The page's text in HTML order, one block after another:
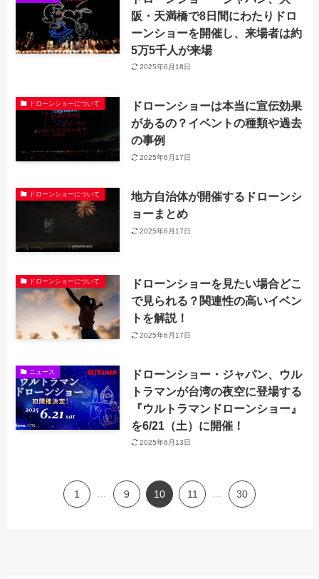
阪・天満橋で8日間にわたりドロ
ーンショーを開催し、来場者は約
5万5千人が来場
2025年6月18日
ドローンショーについて
ドローンショーは本当に宣伝効果
があるの？イベントの種類や過去
の事例
2025年6月17日
ドローンショーについて
地方自治体が開催するドローンシ
ョーまとめ
2025年6月17日
ドローンショーについて
ドローンショーを見たい場合どこ
で見られる？関連性の高いイベン
トを解説！
2025年6月17日
ニュース
ドローンショー・ジャパン、ウル
トラマンが台湾の夜空に登場する
『ウルトラマンドローンショー』
を6/21（土）に開催！
2025年6月13日
1 ... 9 10 11 ... 30